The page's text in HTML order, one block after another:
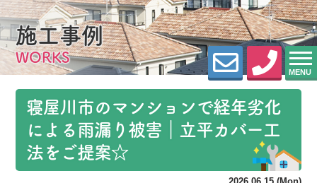
MENU
施工事例
WORKS
寝屋川市のマンションで経年劣化
による雨漏り被害｜立平カバー工
法をご提案☆